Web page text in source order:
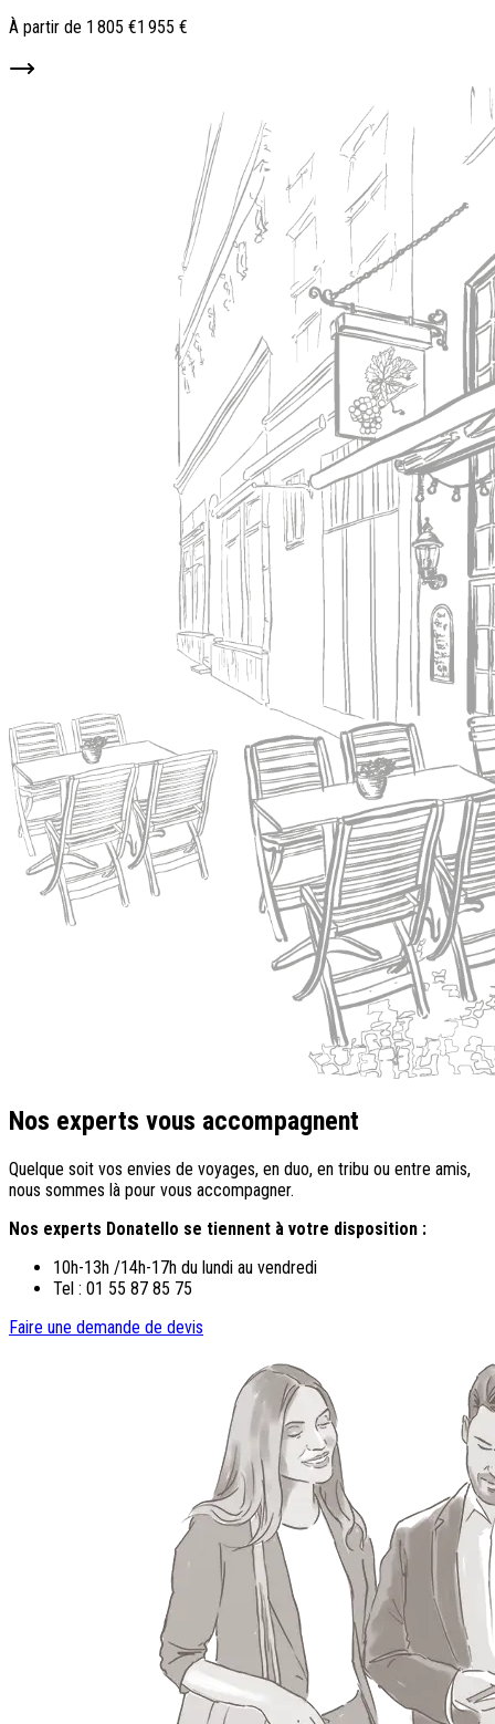
À partir de 1 805 €1 955 €
Nos experts vous accompagnent
Quelque soit vos envies de voyages, en duo, en tribu ou entre amis,
nous sommes là pour vous accompagner.
Nos experts Donatello se tiennent à votre disposition :
10h-13h /14h-17h du lundi au vendredi
Tel : 01 55 87 85 75
Faire une demande de devis